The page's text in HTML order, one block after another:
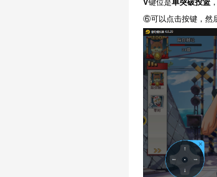
V键位是单突破投篮
⑥可以点击按键，然